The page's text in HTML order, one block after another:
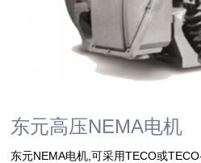
东元高压NEMA电机
东元NEMA电机,可采用TECO或